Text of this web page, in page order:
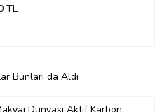
TL
Bunları da Aldı